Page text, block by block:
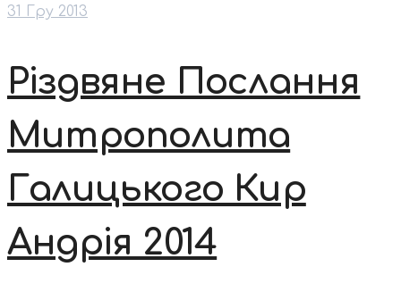
31 Гру 2013
Різдвяне Послання
Митрополита
Галицького Кир
Андрія 2014